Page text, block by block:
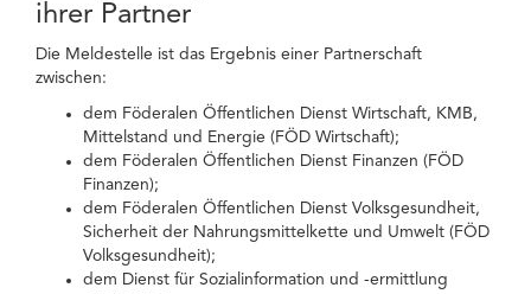
ihrer Partner
Die Meldestelle ist das Ergebnis einer Partnerschaft
zwischen:
dem Föderalen Öffentlichen Dienst Wirtschaft, KMB,
Mittelstand und Energie (FÖD Wirtschaft);
dem Föderalen Öffentlichen Dienst Finanzen (FÖD
Finanzen);
dem Föderalen Öffentlichen Dienst Volksgesundheit,
Sicherheit der Nahrungsmittelkette und Umwelt (FÖD
Volksgesundheit);
dem Dienst für Sozialinformation und -ermittlung